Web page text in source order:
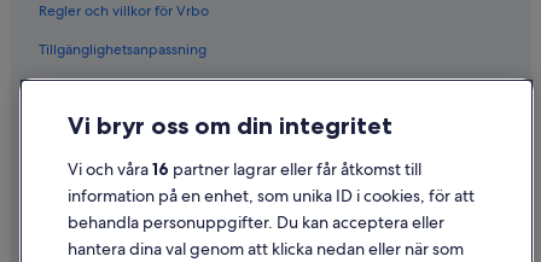
Regler och villkor för Vrbo
Tillgänglighetsanpassning
Cookies
Användarvillkor
Juridisk information/Kontakta oss
Riktlinjer för innehåll och anmäla innehåll
Vi bryr oss om din integritet
Vi och våra16 partner lagrar eller får åtkomst till
information på en enhet, som unika ID i cookies, för att
behandla personuppgifter. Du kan acceptera eller
hantera dina val genom att klicka nedan eller när som